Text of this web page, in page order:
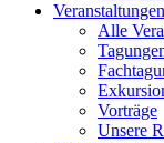
Veranstaltungen
Alle
Vorträge
Unsere